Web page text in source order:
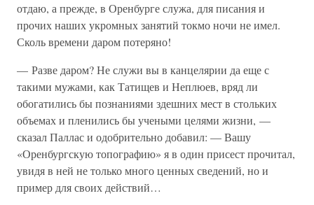
отдаю, а прежде, в Оренбурге служа, для писания и
прочих наших укромных занятий токмо ночи не имел.
Сколь времени даром потеряно!
— Разве даром? Не служи вы в канцелярии да еще с
такими мужами, как Татищев и Неплюев, вряд ли
обогатились бы познаниями здешних мест в стольких
объемах и пленились бы учеными целями жизни, —
сказал Паллас и одобрительно добавил: — Вашу
«Оренбургскую топографию» я в один присест прочитал,
увидя в ней не только много ценных сведений, но и
пример для своих действий…